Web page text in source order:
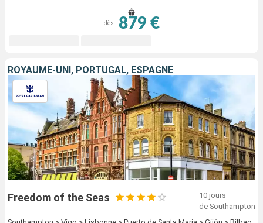
dès 879 €
ROYAUME-UNI, PORTUGAL, ESPAGNE
Freedom of the Seas
10 jours
de Southampton